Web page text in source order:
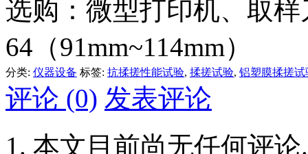
选购：微型打印机、取
64（91mm~114mm）
分类: 仪器设备 标签: 抗揉搓性能试验, 揉搓试验, 铝塑膜揉搓试
评论 (0) 发表评论
本文目前尚无任何评论.